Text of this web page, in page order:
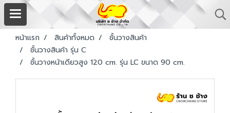
หน้าแรก สินค้าทั้งหมด
ชั้นวางสินค้า
ชั้นวางสินค้า รุ่น C
ชั้นวางหน้าเดียวสูง 120 cm. รุ่น LC ขนาด 90 cm.